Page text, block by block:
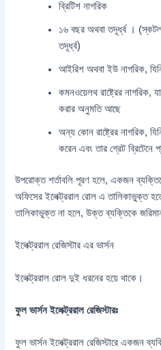
ব্রিটিশ নাগরিক
১৬ বছর অথবা তদূর্ধ্ব ।
তদূর্ধ্ব)
আইরিশ অথবা ইউ নাগরিক,
কমনওয়েলথ রাষ্ট্রের নাগরিক,
করার অনুমতি আছে
অন্য কোন রাষ্ট্রের নাগরিক,
করেন এবং তার গ্রেট
উপরোক্ত শর্তাবলি পূরণ হলে, একজন
অফিসের ইলেক্ট্ররাল রোল এ তালিকাভুক্ত
তালিকাভুক্ত না হলে, উক্ত ব্যক্তিকে
ইলেক্ট্ররাল রেজিস্টার এর ভার্সন
ইলেক্ট্ররাল রোল দুই ধরনের হয়ে থাকে।
ফুল ভার্সন ইলেক্ট্ররাল রেজিস্টারঃ
ফুল ভার্সন ইলেক্ট্ররাল রেজিস্টারে একজন